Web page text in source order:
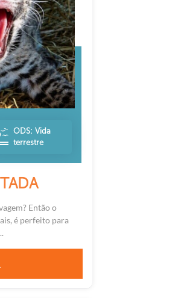
ODS: Vida
terrestre
Então o
é perfeito para